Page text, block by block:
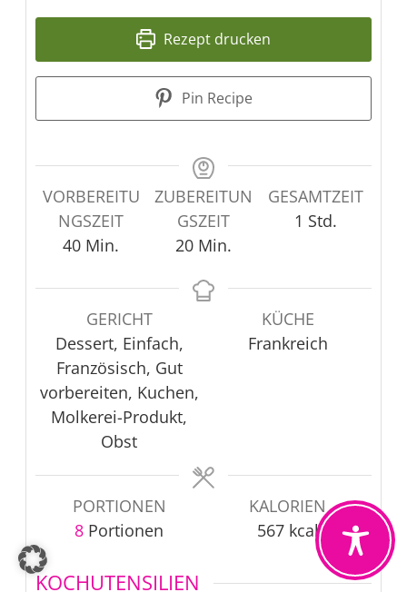
Rezept drucken
Pin Recipe
VORBEREITU
NGSZEIT
40Minuten
Min.
ZUBEREITUN
GSZEIT
20Minuten
Min.
GESAMTZEIT
1 Stunde
Std.
GERICHT
Dessert, Einfach,
Französisch, Gut
vorbereiten, Kuchen,
Molkerei-Produkt,
Obst
KÜCHE
Frankreich
PORTIONEN
8 Portionen
KALORIEN
567 kcal
KOCHUTENSILIEN